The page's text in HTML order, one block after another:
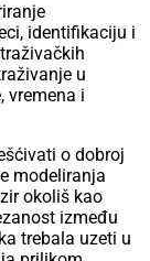
identifikaciju i
u
vremena i
o dobroj
modeliranja
okoliš kao
između
trebala uzeti u